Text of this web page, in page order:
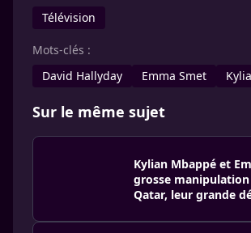
Télévision
Mots-clés :
David Hallyday
Emma Smet
Sur le même sujet
Kylian Mbappé et
grosse manipulation
Qatar, leur grande